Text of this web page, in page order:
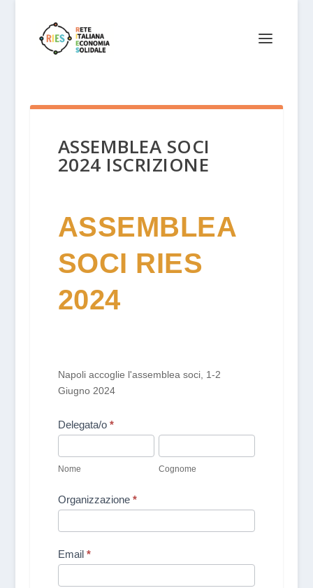
ASSEMBLEA SOCI
2024 ISCRIZIONE
soci
2024
ASSEMBLEA
SOCI RIES
2024
Napoli accoglie l'assemblea soci, 1-2
Giugno 2024
Delegata/o *
Nome Cognome
Organizzazione *
Email *